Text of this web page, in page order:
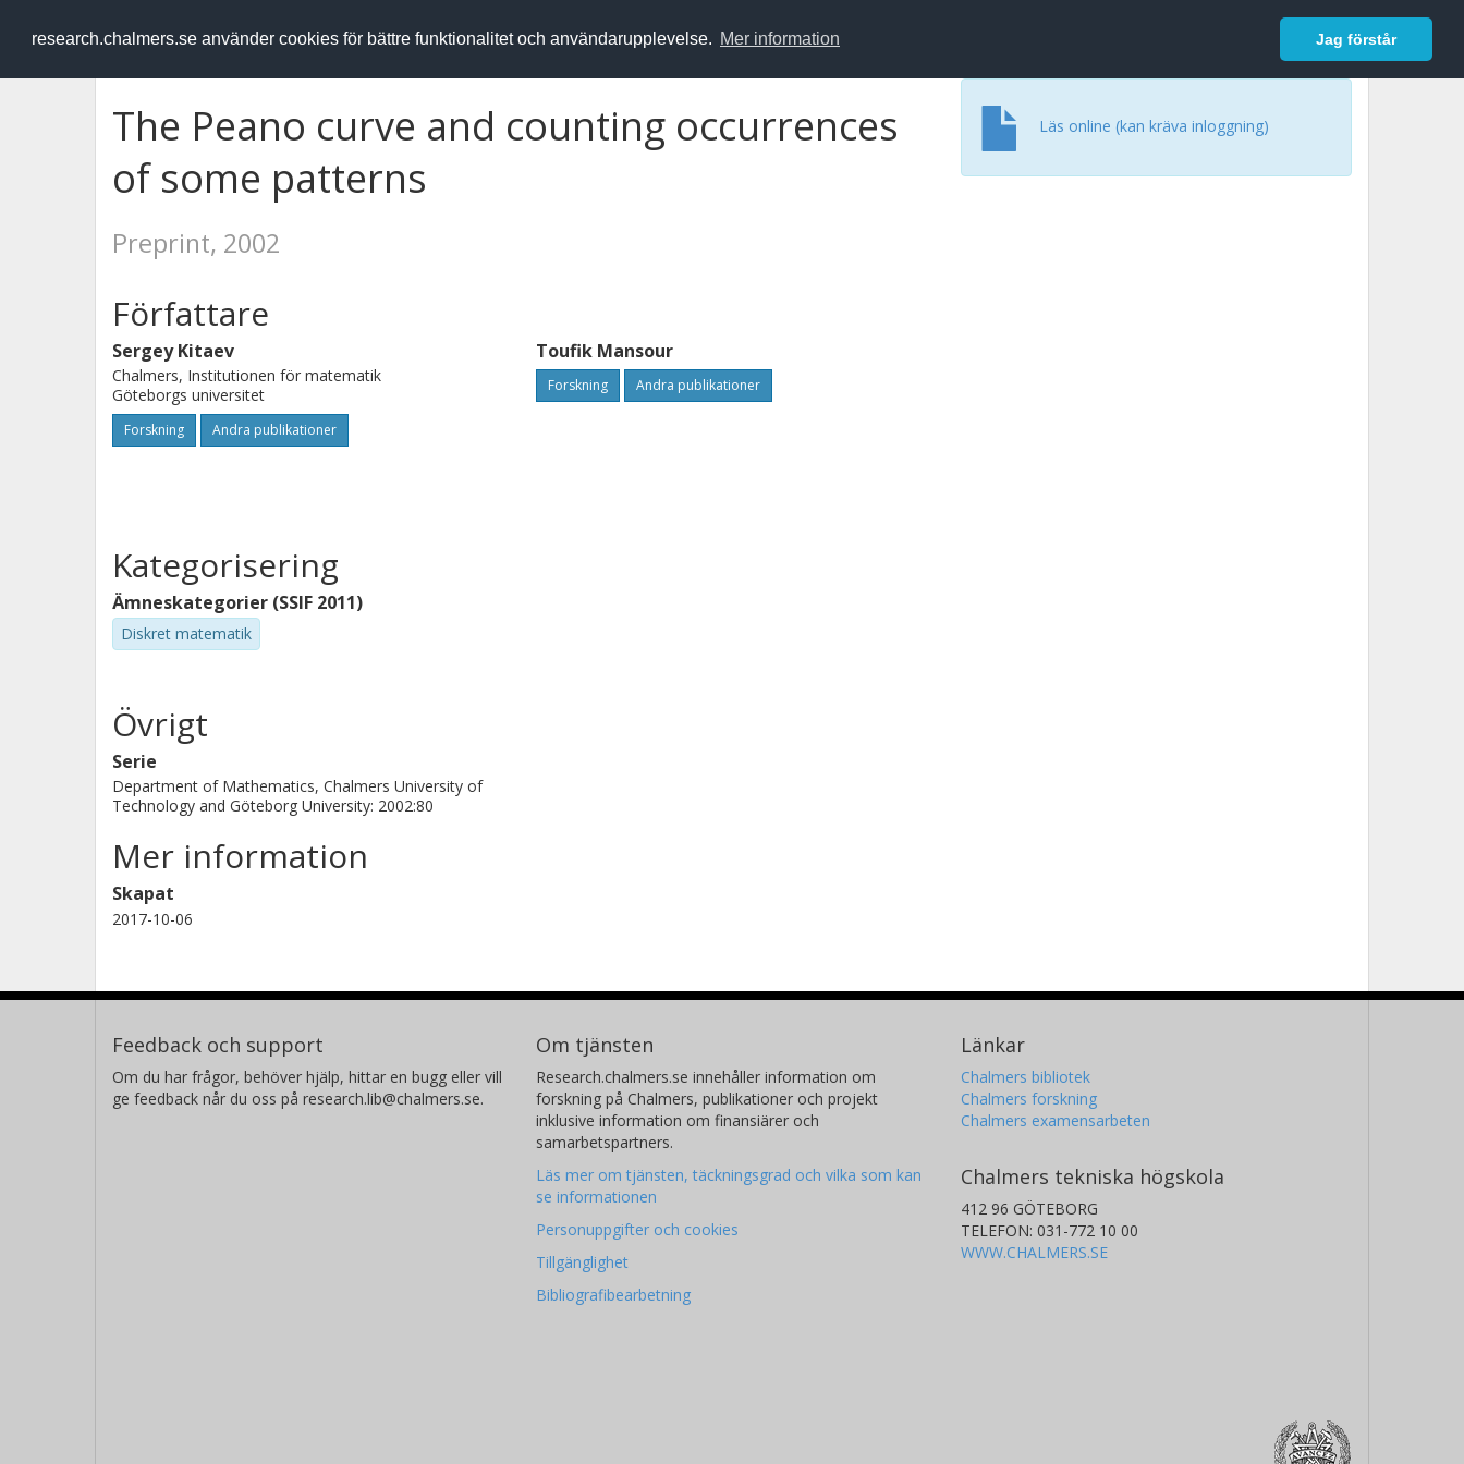
research.chalmers.se använder cookies för bättre funktionalitet och användarupplevelse. Mer information Jag förstår
RESEARCH.chalmers.se Logga in
The Peano curve and counting occurrences
of some patterns
Preprint, 2002
Läs online (kan kräva inloggning)
Författare
Sergey Kitaev
Chalmers, Institutionen för matematik
Göteborgs universitet
Forskning Andra publikationer
Toufik Mansour
Forskning Andra publikationer
Kategorisering
Ämneskategorier (SSIF 2011)
Diskret matematik
Övrigt
Serie
Department of Mathematics, Chalmers University of
Technology and Göteborg University: 2002:80
Mer information
Skapat
2017-10-06
Feedback och support
Om du har frågor, behöver hjälp, hittar en bugg eller vill
ge feedback når du oss på research.lib@chalmers.se.
Om tjänsten
Research.chalmers.se innehåller information om
forskning på Chalmers, publikationer och projekt
inklusive information om finansiärer och
samarbetspartners.
Läs mer om tjänsten, täckningsgrad och vilka som kan
se informationen
Personuppgifter och cookies
Tillgänglighet
Bibliografibearbetning
Länkar
Chalmers bibliotek
Chalmers forskning
Chalmers examensarbeten
Chalmers tekniska högskola
412 96 GÖTEBORG
TELEFON: 031-772 10 00
WWW.CHALMERS.SE